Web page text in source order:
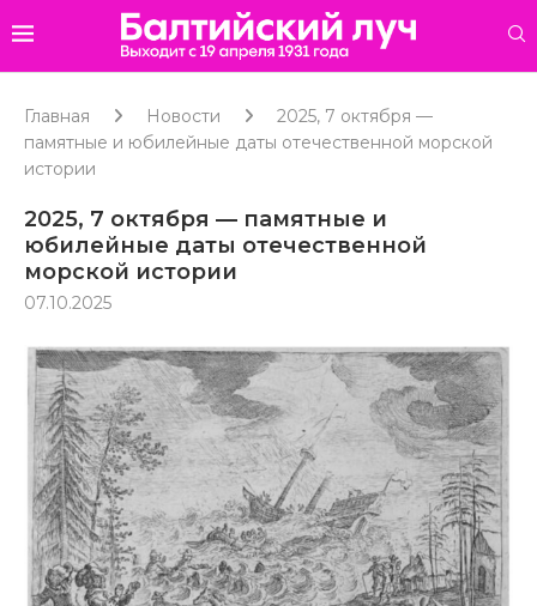
Главная Новости
2025, 7 октября —
памятные и юбилейные даты отечественной морской
истории
2025, 7 октября — памятные и
юбилейные даты отечественной
морской истории
07.10.2025